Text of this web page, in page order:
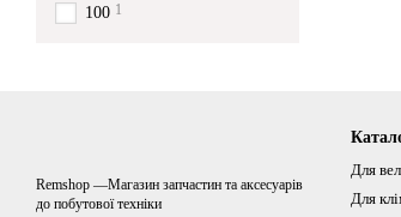
100 1
Remshop —Магазин запчастин та аксесуарів
до побутової техніки
Для
Для